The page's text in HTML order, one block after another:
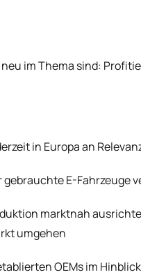
im Thema sind:
in Europa an
E-Fahrzeuge
marktnah
umgehen
OEMs im